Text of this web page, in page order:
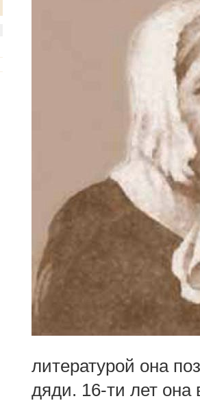
литературой она
дяди. 16-ти лет